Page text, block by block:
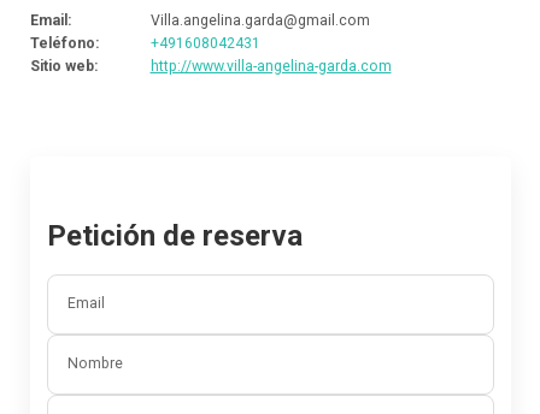
Email :
Villa.angelina.garda@gmail.com
Teléfono:
+491608042431
Sitio web: http://www.villa-angelina-garda.com
Petición de reserva
Email
Nombre